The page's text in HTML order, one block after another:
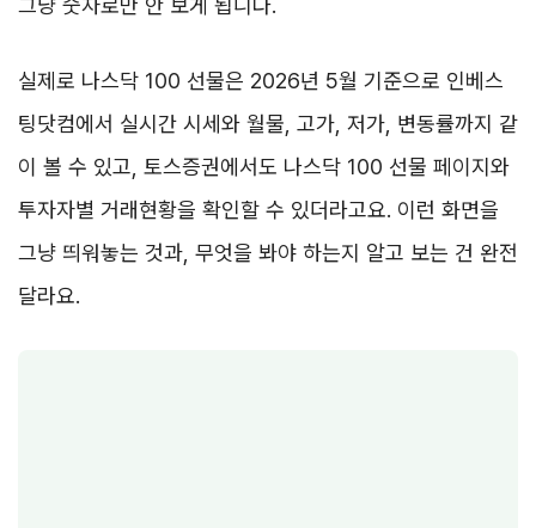
그냥 숫자로만 안 보게 됩니다.
실제로 나스닥 100 선물은 2026년 5월 기준으로 인베스
팅닷컴에서 실시간 시세와 월물, 고가, 저가, 변동률까지 같
이 볼 수 있고, 토스증권에서도 나스닥 100 선물 페이지와
투자자별 거래현황을 확인할 수 있더라고요. 이런 화면을
그냥 띄워놓는 것과, 무엇을 봐야 하는지 알고 보는 건 완전
달라요.